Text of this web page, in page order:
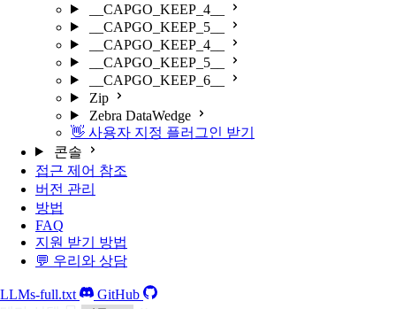
__CAPGO_KEEP_4__
__CAPGO_KEEP_5__
__CAPGO_KEEP_4__
__CAPGO_KEEP_5__
__CAPGO_KEEP_6__
Zip
Zebra DataWedge
👋 사용자 지정 플러그인 받기
콘솔
접근 제어 참조
버전 관리
방법
FAQ
지원 받기 방법
💬 우리와 상담
LLMs-full.txt
GitHub